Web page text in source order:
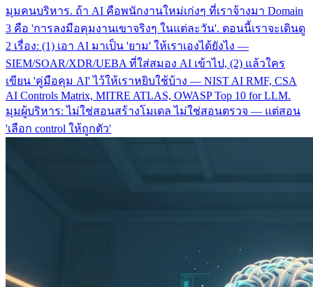
มุมคนบริหาร. ถ้า AI คือพนักงานใหม่เก่งๆ ที่เราจ้างมา Domain
3 คือ 'การลงมือคุมงานเขาจริงๆ ในแต่ละวัน'. ตอนนี้เราจะเดินดู
2 เรื่อง: (1) เอา AI มาเป็น 'ยาม' ให้เราเองได้ยังไง —
SIEM/SOAR/XDR/UEBA ที่ใส่สมอง AI เข้าไป, (2) แล้วใคร
เขียน 'คู่มือคุม AI' ไว้ให้เราหยิบใช้บ้าง — NIST AI RMF, CSA
AI Controls Matrix, MITRE ATLAS, OWASP Top 10 for LLM.
มุมผู้บริหาร: ไม่ใช่สอนสร้างโมเดล ไม่ใช่สอนตรวจ — แต่สอน
'เลือก control ให้ถูกตัว'